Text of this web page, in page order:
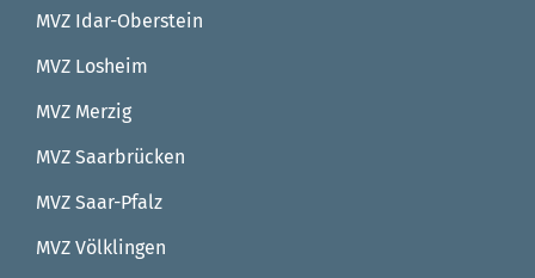
MVZ Idar-Oberstein
MVZ Losheim
MVZ Merzig
MVZ Saarbrücken
MVZ Saar-Pfalz
MVZ Völklingen